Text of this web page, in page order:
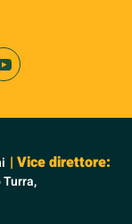
| Vice direttore: